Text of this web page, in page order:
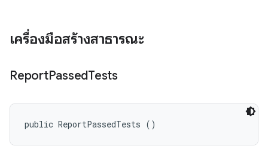
เครื่องมือสร้างสาธารณะ
ReportPassedTests
public ReportPassedTests ()